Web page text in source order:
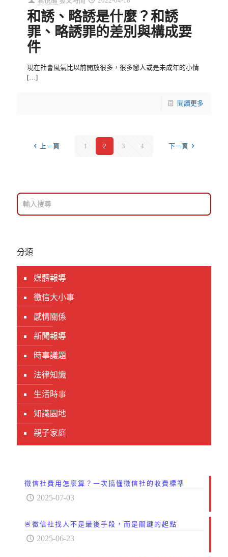
和誘、略誘是什麼？和誘
罪、略誘罪的差別與構成要
件
現在社會風氣比以前開放很多，很多戀人或是未成年的小情
[…]
閱讀更多
上一頁 1 2 3 4 下一頁
分類
媒體報導
徵信大小事
感情關係
新聞報導
時事議題
法律知識
生活時事
知識園地
親子家庭
徵信社費用怎麼算？一次搞懂徵信社的收費標準
2025-07-03
🚨徵信社找人不是最後手段，而是關鍵的起點
2025-06-23